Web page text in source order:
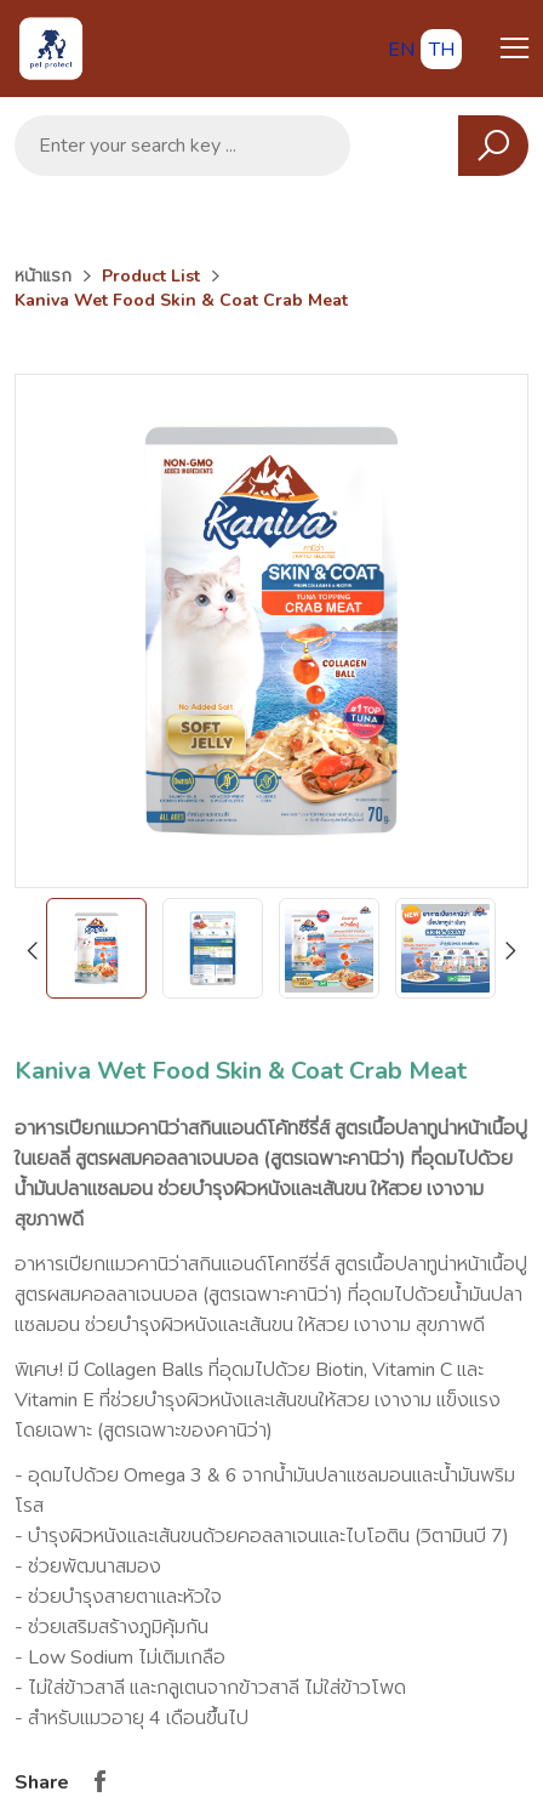
EN TH
หน้าแรก
Product List
Kaniva Wet Food Skin & Coat Crab Meat
Kaniva Wet Food Skin & Coat Crab Meat
อาหารเปียกแมวคานิว่าสกินแอนด์โค้ทซีรี่ส์ สูตรเนื้อปลาทูน่าหน้าเนื้อปู
ในเยลลี่ สูตรผสมคอลลาเจนบอล (สูตรเฉพาะคานิว่า) ที่อุดมไปด้วย
น้ำมันปลาแซลมอน ช่วยบำรุงผิวหนังและเส้นขน ให้สวย เงางาม
สุขภาพดี
อาหารเปียกแมวคานิว่าสกินแอนด์โคทซีรี่ส์ สูตรเนื้อปลาทูน่าหน้าเนื้อปู
สูตรผสมคอลลาเจนบอล (สูตรเฉพาะคานิว่า) ที่อุดมไปด้วยน้ำมันปลา
แซลมอน ช่วยบำรุงผิวหนังและเส้นขน ให้สวย เงางาม สุขภาพดี
พิเศษ! มี Collagen Balls ที่อุดมไปด้วย Biotin, Vitamin C และ
Vitamin E ที่ช่วยบำรุงผิวหนังและเส้นขนให้สวย เงางาม แข็งแรง
โดยเฉพาะ (สูตรเฉพาะของคานิว่า)
- อุดมไปด้วย Omega 3 & 6 จากน้ำมันปลาแซลมอนและน้ำมันพริม
โรส
- บำรุงผิวหนังและเส้นขนด้วยคอลลาเจนและไบโอติน (วิตามินบี 7)
- ช่วยพัฒนาสมอง
- ช่วยบำรุงสายตาและหัวใจ
- ช่วยเสริมสร้างภูมิคุ้มกัน
- Low Sodium ไม่เติมเกลือ
- ไม่ใส่ข้าวสาลี และกลูเตนจากข้าวสาลี ไม่ใส่ข้าวโพด
- สำหรับแมวอายุ 4 เดือนขึ้นไป
Share